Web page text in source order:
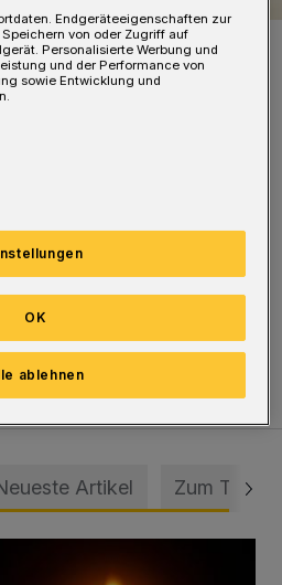
und Georg Janthur.
von Hassan Hashemi
zugeschnittene
Janthur.
Artikel Zum Thema
Endgeräteeigenschaften zur
von oder Zugriff auf
Personalisierte Werbung und
und der Performance von
sowie Entwicklung und
ablehnen
OK